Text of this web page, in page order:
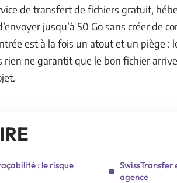
de transfert de fichiers gratuit,
jusqu’à 50 Go sans créer de
est à la fois un atout et un piège :
rien ne garantit que le bon fichier
: le risque
SwissTransfer
agence